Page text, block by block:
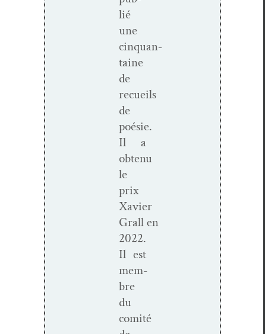
lié
une
cinquan­
taine
de
recueils
de
poésie.
Il a
obtenu
le
prix
Xavier
Grall en
2022.
Il est
mem­
bre
du
comité